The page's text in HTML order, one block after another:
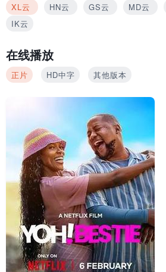
XL云 HN云 GS云 MD云
IK云
在线播放
正片 HD中字 其他版本